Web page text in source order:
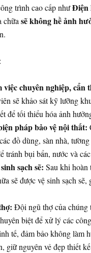
trình cao cấp nhưĐiện
chữa sẽ không hề ảnh
chuyên nghiệp, cẩn
sẽ khảo sát kỹ lưỡng
để tối thiểu hóa ảnh
pháp bảo vệ nội thất:
đồ dùng, sàn nhà,
tránh bụi bẩn, nước và
sạch sẽ: Sau khi hoàn
sẽ được vệ sinh sạch
Đội ngũ thợ của chúng
biệt để xử lý các
tế, đảm bảo không làm
giữ nguyên vẻ đẹp thiết